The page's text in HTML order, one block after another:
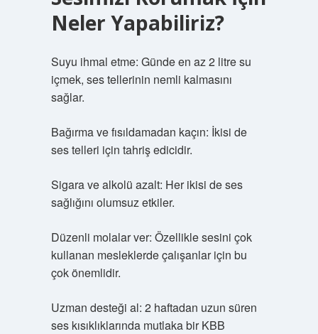
Neler Yapabiliriz?
Suyu ihmal etme: Günde en az 2 litre su
içmek, ses tellerinin nemli kalmasını
sağlar.
Bağırma ve fısıldamadan kaçın: İkisi de
ses telleri için tahriş edicidir.
Sigara ve alkolü azalt: Her ikisi de ses
sağlığını olumsuz etkiler.
Düzenli molalar ver: Özellikle sesini çok
kullanan mesleklerde çalışanlar için bu
çok önemlidir.
Uzman desteği al: 2 haftadan uzun süren
ses kısıklıklarında mutlaka bir KBB